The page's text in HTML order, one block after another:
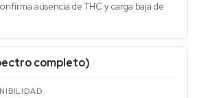
ausencia de THC y carga baja de
completo)